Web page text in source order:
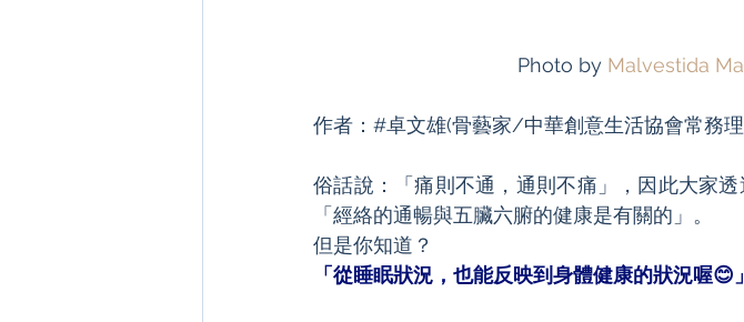
Photo by Malvestida
作者：#卓文雄(骨藝家/中華創意生活協會常務
俗話說：「痛則不通，通則不痛」，因此大家
「經絡的通暢與五臟六腑的健康是有關的」。
但是你知道？
「從睡眠狀況，也能反映到身體健康的狀況喔😊」